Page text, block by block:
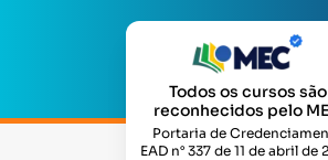
Todos os cursos são
reconhecidos pelo
Portaria de
EAD n° 337 de 11 de abril de